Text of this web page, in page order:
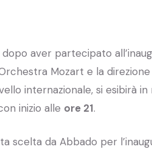
dopo aver partecipato
Mozart e la direzione
internazionale, si esibirà
inizio alle ore 21.
scelta da Abbado per